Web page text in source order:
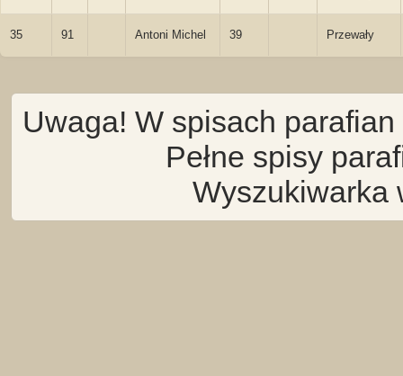
35 91 Antoni Michel 39 Przewały
Uwaga! W spisach
Pełne spisy
Wyszukiwarka